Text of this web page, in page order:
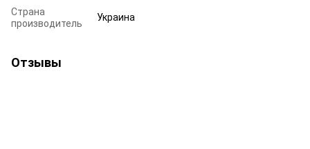
Страна
производитель
Украина
Отзывы